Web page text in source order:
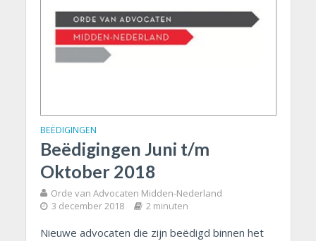
BEËDIGINGEN
Beëdigingen Juni t/m
Oktober 2018
Orde van Advocaten Midden-Nederland
3 december 2018 2 minuten
Nieuwe advocaten die zijn beëdigd binnen het